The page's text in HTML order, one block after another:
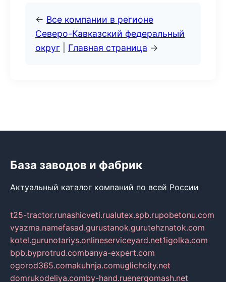
← Все компании в регионе
Северо-Кавказский федеральный
округ
Главная страница →
База заводов и фабрик
Актуальный каталог компаний по всей России
t25-tractor.runashicveti.rualutex.spb.rupobetonu.com
vyazma.namefasad.gurustanok.gurutehznatok.com
kotel.gurunotariys.onlineserviceyard.net1igolka.com
bpb.byprotrud.combanya-expert.com
ogorod365.comakuhnja.comuglichcity.net
domrukodeliya.comby-hand.ruenergomash.net